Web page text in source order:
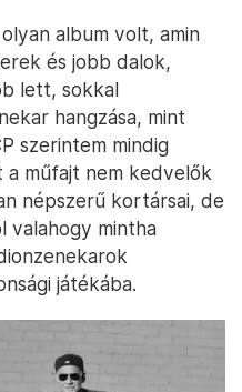
album volt, amin
és jobb dalok,
lett, sokkal
hangzása, mint
szerintem mindig
műfajt nem kedvelők
népszerű kortársai, de
valahogy mintha
játékába.